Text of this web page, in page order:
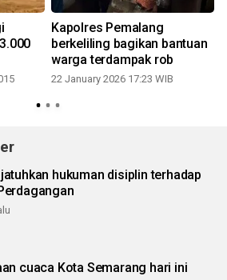
Kapolres Pemalang
berkeliling bagikan bantuan
warga terdampak rob
22 January 2026 17:23 WIB
hukuman disiplin terhadap
cuaca Kota Semarang hari ini